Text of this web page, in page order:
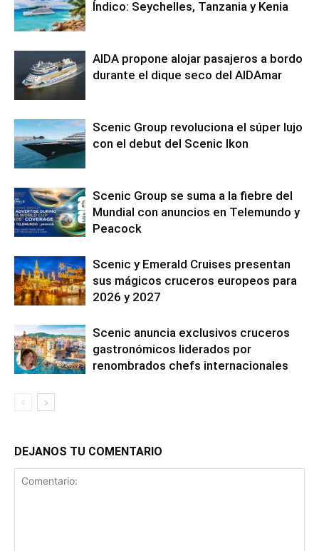
Índico: Seychelles, Tanzania y Kenia
AIDA propone alojar pasajeros a bordo
durante el dique seco del AIDAmar
Scenic Group revoluciona el súper lujo
con el debut del Scenic Ikon
Scenic Group se suma a la fiebre del
Mundial con anuncios en Telemundo y
Peacock
Scenic y Emerald Cruises presentan
sus mágicos cruceros europeos para
2026 y 2027
Scenic anuncia exclusivos cruceros
gastronómicos liderados por
renombrados chefs internacionales
DEJANOS TU COMENTARIO